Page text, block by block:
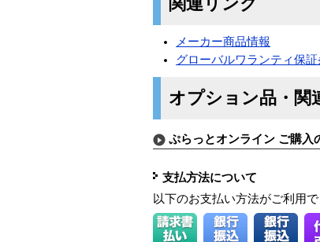
メーカー商品情報
グローバルワランティ保
オプション品・関
ぷらっとオンライン ご購入
支払方法について
以下のお支払い方法がご利用で